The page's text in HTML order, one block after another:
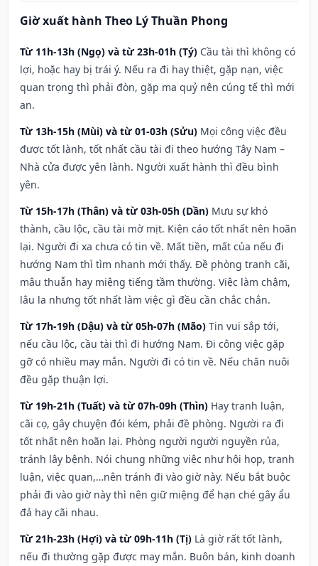
Giờ xuất hành Theo Lý Thuần Phong
Từ 11h-13h (Ngọ) và từ 23h-01h (Tý) Cầu tài thì không có
lợi, hoặc hay bị trái ý. Nếu ra đi hay thiệt, gặp nạn, việc
quan trọng thì phải đòn, gặp ma quỷ nên cúng tế thì mới
an.
Từ 13h-15h (Mùi) và từ 01-03h (Sửu) Mọi công việc đều
được tốt lành, tốt nhất cầu tài đi theo hướng Tây Nam –
Nhà cửa được yên lành. Người xuất hành thì đều bình
yên.
Từ 15h-17h (Thân) và từ 03h-05h (Dần) Mưu sự khó
thành, cầu lộc, cầu tài mờ mịt. Kiện cáo tốt nhất nên hoãn
lại. Người đi xa chưa có tin về. Mất tiền, mất của nếu đi
hướng Nam thì tìm nhanh mới thấy. Đề phòng tranh cãi,
mâu thuẫn hay miệng tiếng tầm thường. Việc làm chậm,
lâu la nhưng tốt nhất làm việc gì đều cần chắc chắn.
Từ 17h-19h (Dậu) và từ 05h-07h (Mão) Tin vui sắp tới,
nếu cầu lộc, cầu tài thì đi hướng Nam. Đi công việc gặp
gỡ có nhiều may mắn. Người đi có tin về. Nếu chăn nuôi
đều gặp thuận lợi.
Từ 19h-21h (Tuất) và từ 07h-09h (Thìn) Hay tranh luận,
cãi cọ, gây chuyện đói kém, phải đề phòng. Người ra đi
tốt nhất nên hoãn lại. Phòng người người nguyền rủa,
tránh lây bệnh. Nói chung những việc như hội họp, tranh
luận, việc quan,…nên tránh đi vào giờ này. Nếu bắt buộc
phải đi vào giờ này thì nên giữ miệng để hạn ché gây ẩu
đả hay cãi nhau.
Từ 21h-23h (Hợi) và từ 09h-11h (Tị) Là giờ rất tốt lành,
nếu đi thường gặp được may mắn. Buôn bán, kinh doanh